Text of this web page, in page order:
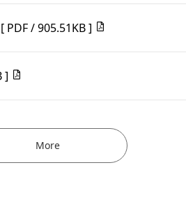
[ PDF / 905.51KB ]
]
More